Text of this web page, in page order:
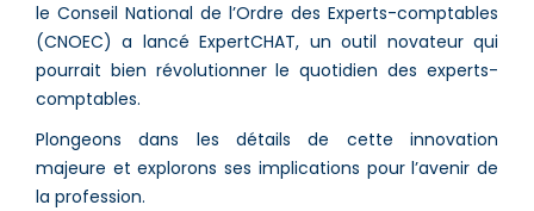
le Conseil National de l’Ordre des Experts-comptables
(CNOEC) a lancé ExpertCHAT, un outil novateur qui
pourrait bien révolutionner le quotidien des experts-
comptables.
Plongeons dans les détails de cette innovation
majeure et explorons ses implications pour l’avenir de
la profession.